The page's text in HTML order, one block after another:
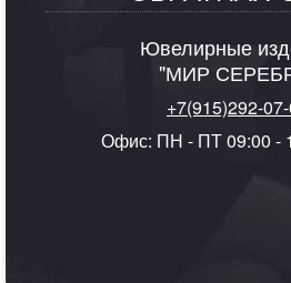
Ювелирные
"МИР
+7(915)292-
Офис: ПН - ПТ 09:00 -